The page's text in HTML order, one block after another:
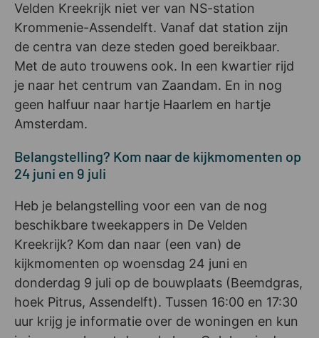
Velden Kreekrijk niet ver van NS-station
Krommenie-Assendelft. Vanaf dat station zijn
de centra van deze steden goed bereikbaar.
Met de auto trouwens ook. In een kwartier rijd
je naar het centrum van Zaandam. En in nog
geen halfuur naar hartje Haarlem en hartje
Amsterdam.
Belangstelling? Kom naar de kijkmomenten op
24 juni en 9 juli
Heb je belangstelling voor een van de nog
beschikbare tweekappers in De Velden
Kreekrijk? Kom dan naar (een van) de
kijkmomenten op woensdag 24 juni en
donderdag 9 juli op de bouwplaats (Beemdgras,
hoek Pitrus, Assendelft). Tussen 16:00 en 17:30
uur krijg je informatie over de woningen en kun